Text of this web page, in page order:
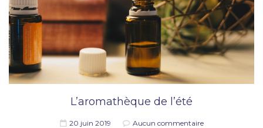
L’aromathèque de l’été
20 juin 2019 Aucun commentaire